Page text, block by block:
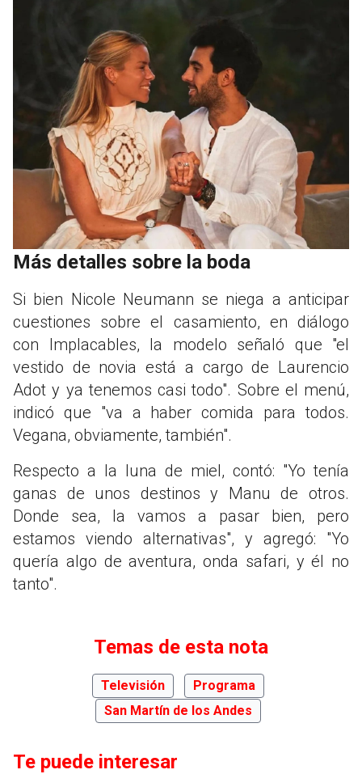
Más detalles sobre la boda
Si bien Nicole Neumann se niega a anticipar
cuestiones sobre el casamiento, en diálogo
con Implacables, la modelo señaló que "el
vestido de novia está a cargo de Laurencio
Adot y ya tenemos casi todo". Sobre el menú,
indicó que "va a haber comida para todos.
Vegana, obviamente, también".
Respecto a la luna de miel, contó: "Yo tenía
ganas de unos destinos y Manu de otros.
Donde sea, la vamos a pasar bien, pero
estamos viendo alternativas", y agregó: "Yo
quería algo de aventura, onda safari, y él no
tanto".
Temas de esta nota
Televisión
Programa
San Martín de los Andes
Te puede interesar